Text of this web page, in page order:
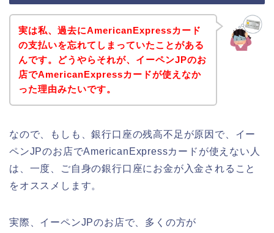
実は私、過去にAmericanExpressカード
の支払いを忘れてしまっていたことがある
んです。どうやらそれが、イーペンJPのお
店でAmericanExpressカードが使えなか
った理由みたいです。
なので、もしも、銀行口座の残高不足が原因で、イー
ペンJPのお店でAmericanExpressカードが使えない人
は、一度、ご自身の銀行口座にお金が入金されること
をオススメします。
実際、イーペンJPのお店で、多くの方が